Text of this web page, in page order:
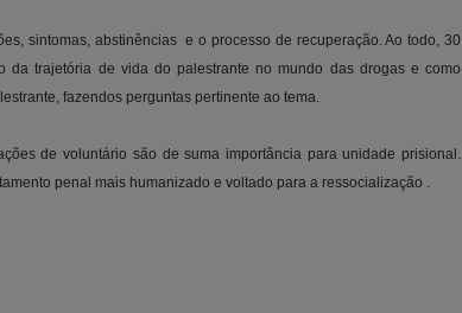
sintomas, abstinências e o processo de recuperação. Ao todo, 30
da trajetória de vida do palestrante no mundo das drogas e como
fazendos perguntas pertinente ao tema.
de voluntário são de suma importância para unidade prisional.
penal mais humanizado e voltado para a ressocialização .